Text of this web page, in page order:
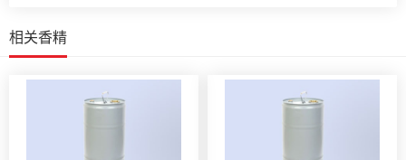
相关香精